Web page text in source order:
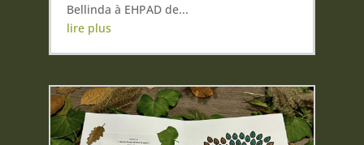
Bellinda à EHPAD de...
lire plus